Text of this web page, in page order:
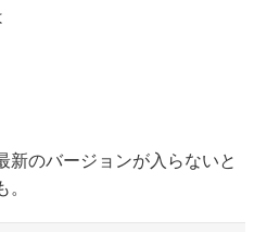
新のバージョンが入らないと